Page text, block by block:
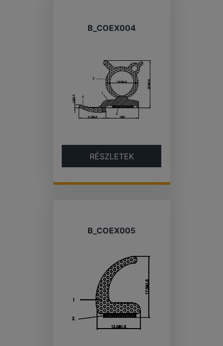
B_COEX004
RÉSZLETEK
B_COEX005